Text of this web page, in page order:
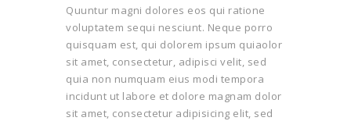
Quuntur magni dolores eos qui ratione
voluptatem sequi nesciunt. Neque porro
quisquam est, qui dolorem ipsum quiaolor
sit amet, consectetur, adipisci velit, sed
quia non numquam eius modi tempora
incidunt ut labore et dolore magnam dolor
sit amet, consectetur adipisicing elit, sed